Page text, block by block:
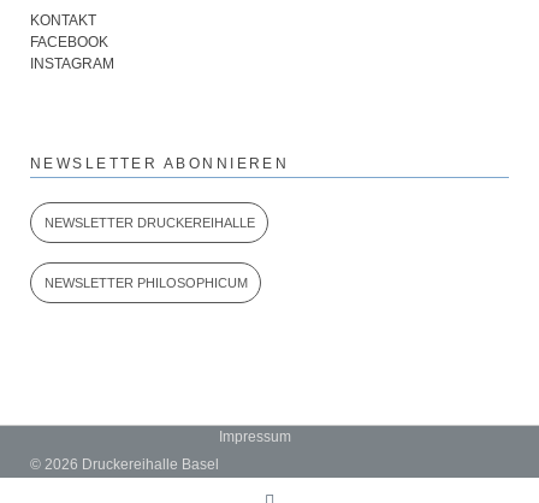
KONTAKT
FACEBOOK
INSTAGRAM
NEWSLETTER ABONNIEREN
NEWSLETTER DRUCKEREIHALLE
NEWSLETTER PHILOSOPHICUM
© 2026 Druckereihalle Basel
Navigation
überspringen
Impressum